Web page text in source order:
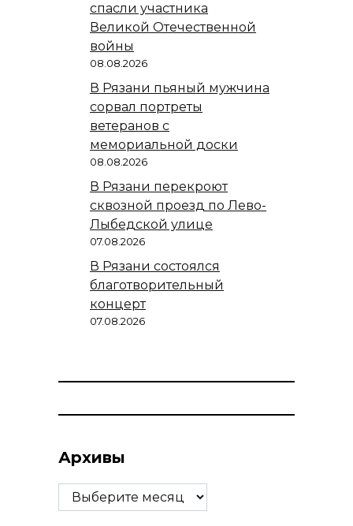
спасли участника
Великой Отечественной
войны
08.08.2026
В Рязани пьяный мужчина
сорвал портреты
ветеранов с
мемориальной доски
08.08.2026
В Рязани перекроют
сквозной проезд по Лево-
Лыбедской улице
07.08.2026
В Рязани состоялся
благотворительный
концерт
07.08.2026
Архивы
Архивы